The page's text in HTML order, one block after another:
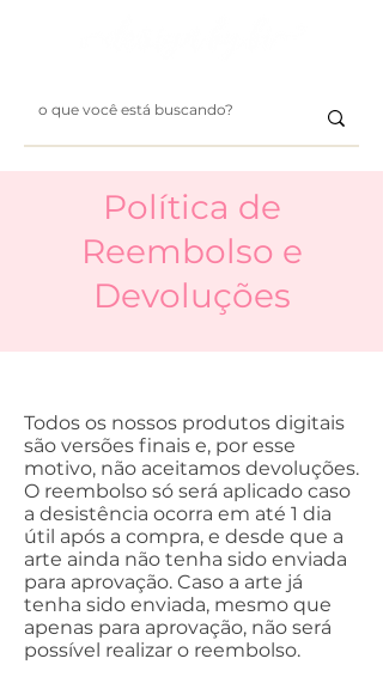
Política de
Reembolso e
Devoluções
Todos os nossos produtos digitais
são versões finais e, por esse
motivo, não aceitamos devoluções.
O reembolso só será aplicado caso
a desistência ocorra em até 1 dia
útil após a compra, e desde que a
arte ainda não tenha sido enviada
para aprovação. Caso a arte já
tenha sido enviada, mesmo que
apenas para aprovação, não será
possível realizar o reembolso.